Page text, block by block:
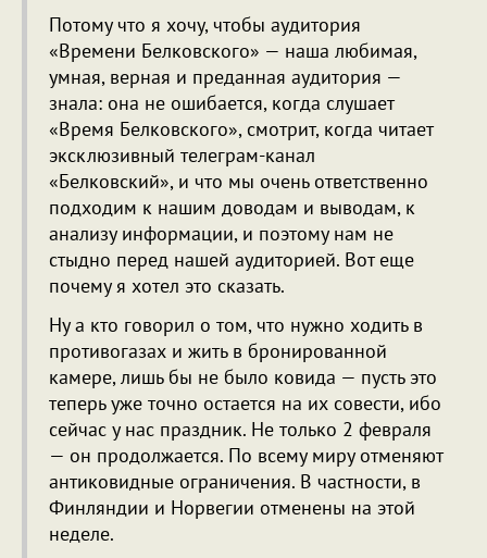
Потому что я хочу, чтобы аудитория
«Времени Белковского» — наша любимая,
умная, верная и преданная аудитория —
знала: она не ошибается, когда слушает
«Время Белковского», смотрит, когда читает
эксклюзивный телеграм-канал
«Белковский», и что мы очень ответственно
подходим к нашим доводам и выводам, к
анализу информации, и поэтому нам не
стыдно перед нашей аудиторией. Вот еще
почему я хотел это сказать.
Ну а кто говорил о том, что нужно ходить в
противогазах и жить в бронированной
камере, лишь бы не было ковида — пусть это
теперь уже точно остается на их совести, ибо
сейчас у нас праздник. Не только 2 февраля
— он продолжается. По всему миру отменяют
антиковидные ограничения. В частности, в
Финляндии и Норвегии отменены на этой
неделе.